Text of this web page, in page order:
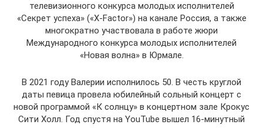
телевизионного конкурса молодых исполнителей
«Секрет успеха» («X-Factor») на канале Россия, а также
многократно участвовала в работе жюри
Международного конкурса молодых исполнителей
«Новая волна» в Юрмале.
В 2021 году Валерии исполнилось 50. В честь круглой
даты певица провела юбилейный сольный концерт с
новой программой «К солнцу» в концертном зале Крокус
Сити Холл. Год спустя на YouTube вышел 16-минутный